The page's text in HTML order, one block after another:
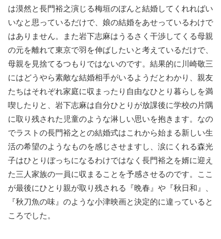
は漠然と長門裕之演じる梅垣のぼんと結婚してくれればい
いなと思っているだけで、娘の結婚をあせっているわけで
はありません。また岩下志麻はうるさく干渉してくる母親
の元を離れて東京で羽を伸ばしたいと考えているだけで、
母親を見捨てるつもりではないのです。結果的に川崎敬三
にはどうやら素敵な結婚相手がいるようだとわかり、親友
たちはそれぞれ家庭に収まったり自由なひとり暮らしを満
喫したりと、岩下志麻は自分ひとりが放課後に学校の片隅
に取り残された児童のような淋しい思いを抱きます。なの
でラストの長門裕之との結婚式はこれから始まる新しい生
活の希望のようなものを感じさせますし、涙にくれる森光
子はひとりぼっちになるわけではなく長門裕之を婿に迎え
た三人家族の一員に収まることを予感させるのです。ここ
が最後にひとり親が取り残される『晩春』や『秋日和』、
『秋刀魚の味』のような小津映画と決定的に違っていると
ころでした。